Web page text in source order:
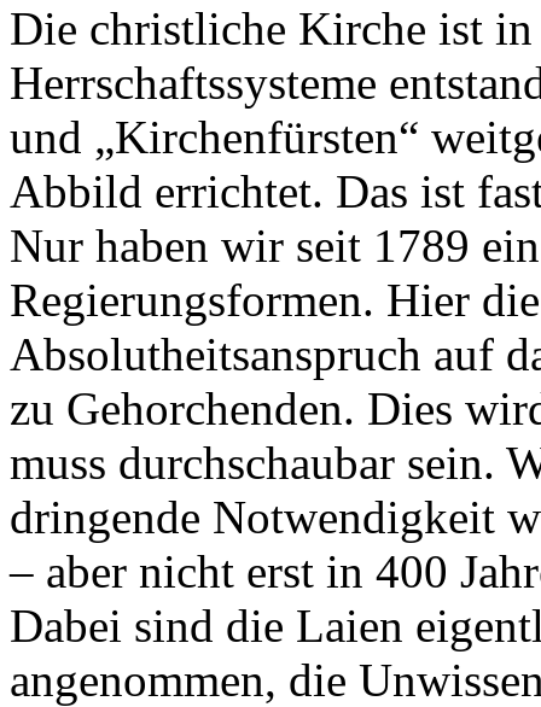
Die christliche Kirche ist
Herrschaftssysteme
und „Kirchenfürsten“
Abbild errichtet. Das ist
Nur haben wir seit 1789
Regierungsformen. Hier
Absolutheitsanspruch auf
zu Gehorchenden. Dies
muss durchschaubar sein.
dringende Notwendigkeit
– aber nicht erst in 400
Dabei sind die Laien
angenommen, die